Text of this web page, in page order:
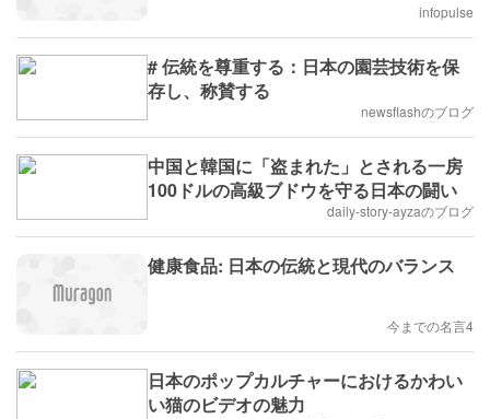
infopulse
# 伝統を尊重する：日本の園芸技術を保
存し、称賛する
newsflashのブログ
中国と韓国に「盗まれた」とされる一房
100ドルの高級ブドウを守る日本の闘い
daily-story-ayzaのブログ
健康食品: 日本の伝統と現代のバランス
今までの名言4
日本のポップカルチャーにおけるかわい
い猫のビデオの魅力